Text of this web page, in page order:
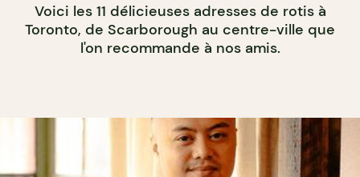
Voici les 11 délicieuses adresses de rotis à
Toronto, de Scarborough au centre-ville que
l'on recommande à nos amis.